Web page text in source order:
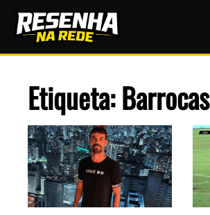
Etiqueta: Barrocas